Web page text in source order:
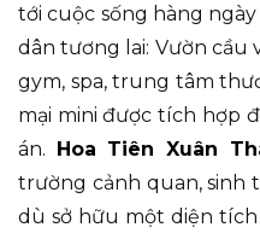
tới cuộc sống hàng
dân tương lai: Vườn cầu
gym, spa, trung tâm
mại mini được tích hợp
án. Hoa Tiên Xuân
trường cảnh quan, sinh
dù sở hữu một diện